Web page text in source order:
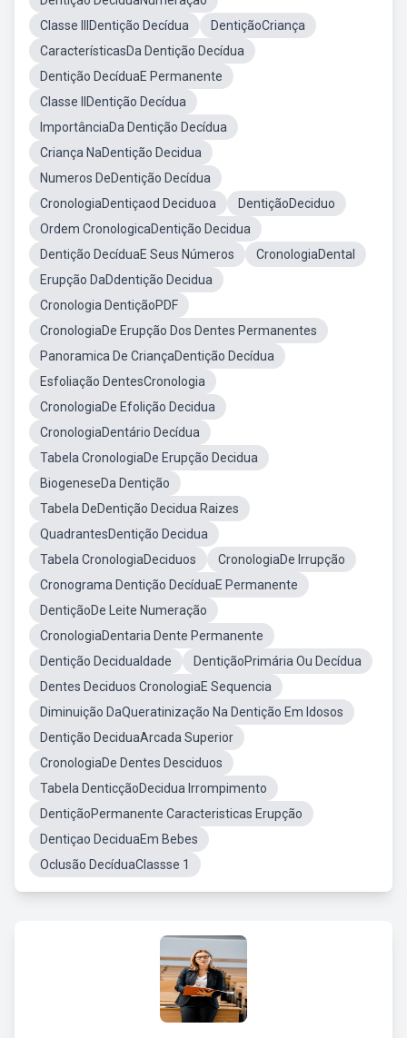
Classe IIIDentição Decídua
DentiçãoCriança
CaracterísticasDa Dentição Decídua
Dentição DecíduaE Permanente
Classe IIDentição Decídua
ImportânciaDa Dentição Decídua
Criança NaDentição Decidua
Numeros DeDentição Decídua
CronologiaDentiçaod Deciduoa
DentiçãoDeciduo
Ordem CronologicaDentição Decidua
Dentição DecíduaE Seus Números
CronologiaDental
Erupção DaDdentição Decidua
Cronologia DentiçãoPDF
CronologiaDe Erupção Dos Dentes Permanentes
Panoramica De CriançaDentição Decídua
Esfoliação DentesCronologia
CronologiaDe Efolição Decidua
CronologiaDentário Decídua
Tabela CronologiaDe Erupção Decidua
BiogeneseDa Dentição
Tabela DeDentição Decidua Raizes
QuadrantesDentição Decidua
Tabela CronologiaDeciduos
CronologiaDe Irrupção
Cronograma Dentição DecíduaE Permanente
DentiçãoDe Leite Numeração
CronologiaDentaria Dente Permanente
Dentição DeciduaIdade
DentiçãoPrimária Ou Decídua
Dentes Deciduos CronologiaE Sequencia
Diminuição DaQueratinização Na Dentição Em Idosos
Dentição DeciduaArcada Superior
CronologiaDe Dentes Desciduos
Tabela DenticçãoDecidua Irrompimento
DentiçãoPermanente Caracteristicas Erupção
Dentiçao DeciduaEm Bebes
Oclusão DecíduaClassse 1